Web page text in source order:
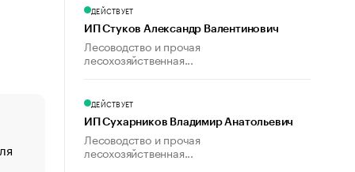
«От спорта тело стареет иначе». Как живет глава
создавшей GTA
ДЕЙСТВУЕТ
ИП Стуков Александр Валентинович
Лесоводство и прочая
лесохозяйственная...
ДЕЙСТВУЕТ
ИП Сухарников Владимир Анатольевич
Лесоводство и прочая
лесохозяйственная...